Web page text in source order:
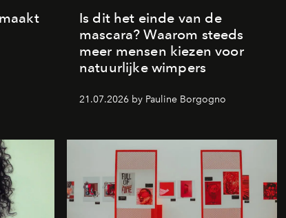
Is dit het einde van de
mascara? Waarom steeds
meer mensen kiezen voor
natuurlijke wimpers
21.07.2026 by Pauline Borgogno